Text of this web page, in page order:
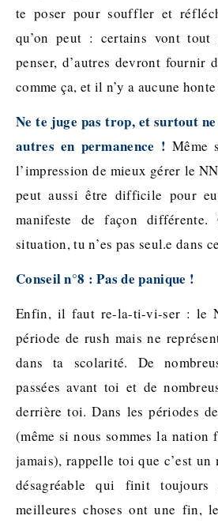
te poser pour souffler et
qu’on peut : certains vont tout
penser, d’autres devront fournir
comme ça, et il n’y a aucune honte
Ne te juge pas trop, et surtout
autres en permanence ! Même
l’impression de mieux gérer le
peut aussi être difficile pour
manifeste de façon
situation, tu n’es pas seul.e dans
Conseil n°8 : Pas de panique !
Enfin, il faut re-la-ti-vi-ser : le
période de rush mais ne
dans ta scolarité. De
passées avant toi et de
derrière toi. Dans les périodes
(même si nous sommes la nation
jamais), rappelle toi que c’est un
désagréable qui finit
meilleures choses ont une fin,